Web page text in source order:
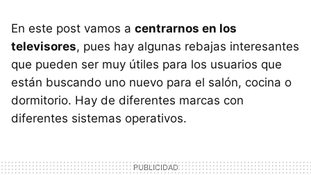
En este post vamos a centrarnos en los
televisores, pues hay algunas rebajas interesantes
que pueden ser muy útiles para los usuarios que
están buscando uno nuevo para el salón, cocina o
dormitorio. Hay de diferentes marcas con
diferentes sistemas operativos.